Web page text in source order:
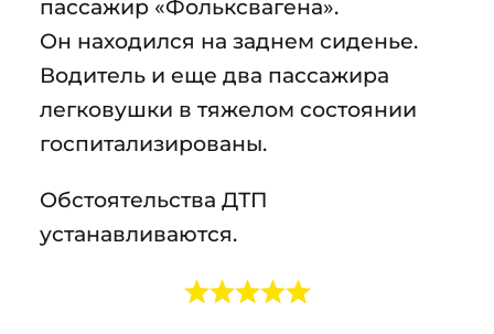
пассажир «Фольксвагена».
Он находился на заднем сиденье.
Водитель и еще два пассажира
легковушки в тяжелом состоянии
госпитализированы.
Обстоятельства ДТП
устанавливаются.